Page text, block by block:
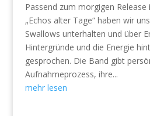
Passend zum morgigen Release
„Echos alter Tage“ haben wir
Swallows unterhalten und über
Hintergründe und die Energie
gesprochen. Die Band gibt
Aufnahmeprozess, ihre...
mehr lesen